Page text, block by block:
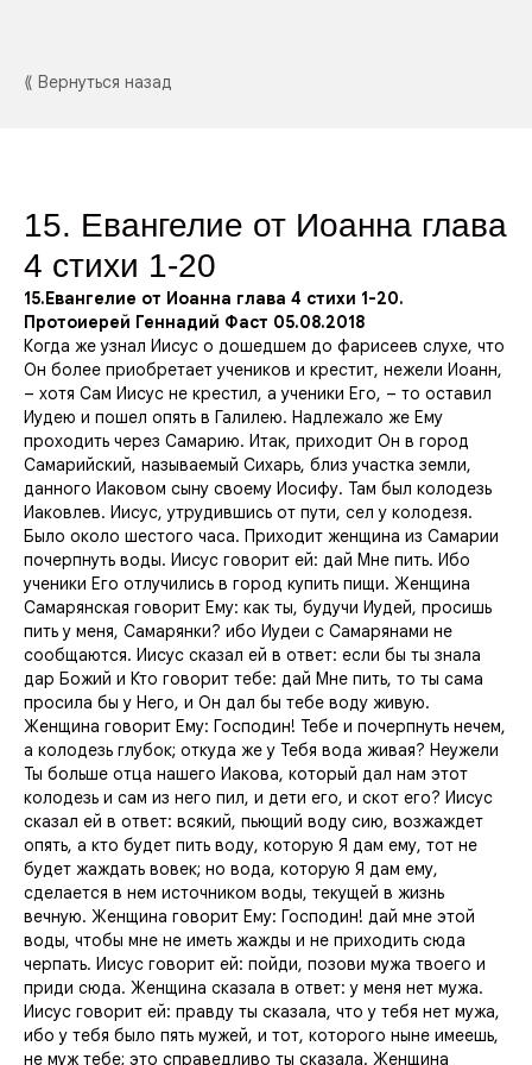
⟪ Вернуться назад
15. Евангелие от Иоанна глава
4 стихи 1-20
15.Евангелие от Иоанна глава 4 стихи 1-20.
Протоиерей Геннадий Фаст 05.08.2018
Когда же узнал Иисус о дошедшем до фарисеев слухе, что
Он более приобретает учеников и крестит, нежели Иоанн,
– хотя Сам Иисус не крестил, а ученики Его, – то оставил
Иудею и пошел опять в Галилею. Надлежало же Ему
проходить через Самарию. Итак, приходит Он в город
Самарийский, называемый Сихарь, близ участка земли,
данного Иаковом сыну своему Иосифу. Там был колодезь
Иаковлев. Иисус, утрудившись от пути, сел у колодезя.
Было около шестого часа. Приходит женщина из Самарии
почерпнуть воды. Иисус говорит ей: дай Мне пить. Ибо
ученики Его отлучились в город купить пищи. Женщина
Самарянская говорит Ему: как ты, будучи Иудей, просишь
пить у меня, Самарянки? ибо Иудеи с Самарянами не
сообщаются. Иисус сказал ей в ответ: если бы ты знала
дар Божий и Кто говорит тебе: дай Мне пить, то ты сама
просила бы у Него, и Он дал бы тебе воду живую.
Женщина говорит Ему: Господин! Тебе и почерпнуть нечем,
а колодезь глубок; откуда же у Тебя вода живая? Неужели
Ты больше отца нашего Иакова, который дал нам этот
колодезь и сам из него пил, и дети его, и скот его? Иисус
сказал ей в ответ: всякий, пьющий воду сию, возжаждет
опять, а кто будет пить воду, которую Я дам ему, тот не
будет жаждать вовек; но вода, которую Я дам ему,
сделается в нем источником воды, текущей в жизнь
вечную. Женщина говорит Ему: Господин! дай мне этой
воды, чтобы мне не иметь жажды и не приходить сюда
черпать. Иисус говорит ей: пойди, позови мужа твоего и
приди сюда. Женщина сказала в ответ:у меня нет мужа.
Иисус говорит ей: правду ты сказала, что у тебя нет мужа,
ибо у тебя было пять мужей, и тот, которого ныне имеешь,
не муж тебе; это справедливо ты сказала. Женщина